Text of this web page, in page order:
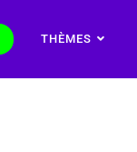
THÈMES